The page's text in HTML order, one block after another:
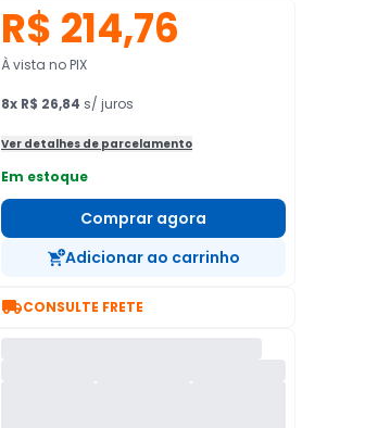
R$ 214,76
À vista no PIX
8x R$ 26,84 s/ juros
Ver detalhes de parcelamento
Em estoque
Comprar agora
Adicionar ao carrinho
CONSULTE FRETE